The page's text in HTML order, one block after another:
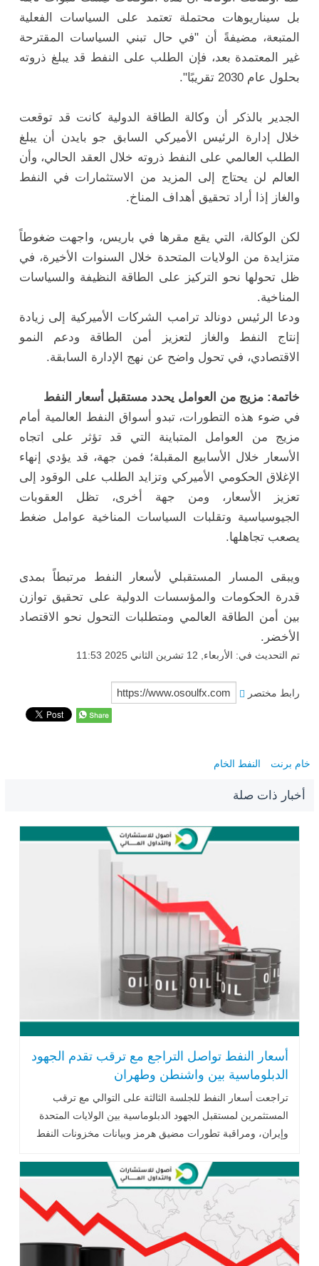
بل سيناريوهات محتملة تعتمد على السياسات الفعلية
المتبعة، مضيفةً أن "في حال تبني السياسات المقترحة
غير المعتمدة بعد، فإن الطلب على النفط قد يبلغ ذروته
بحلول عام 2030 تقريبًا".
الجدير بالذكر أن وكالة الطاقة الدولية كانت قد توقعت
خلال إدارة الرئيس الأميركي السابق جو بايدن أن يبلغ
الطلب العالمي على النفط ذروته خلال العقد الحالي، وأن
العالم لن يحتاج إلى المزيد من الاستثمارات في النفط
والغاز إذا أراد تحقيق أهداف المناخ.
لكن الوكالة، التي يقع مقرها في باريس، واجهت ضغوطاً
متزايدة من الولايات المتحدة خلال السنوات الأخيرة، في
ظل تحولها نحو التركيز على الطاقة النظيفة والسياسات
المناخية.
ودعا الرئيس دونالد ترامب الشركات الأميركية إلى زيادة
إنتاج النفط والغاز لتعزيز أمن الطاقة ودعم النمو
الاقتصادي، في تحول واضح عن نهج الإدارة السابقة.
خاتمة: مزيج من العوامل يحدد مستقبل أسعار النفط
في ضوء هذه التطورات، تبدو أسواق النفط العالمية أمام
مزيج من العوامل المتباينة التي قد تؤثر على اتجاه
الأسعار خلال الأسابيع المقبلة؛ فمن جهة، قد يؤدي إنهاء
الإغلاق الحكومي الأميركي وتزايد الطلب على الوقود إلى
تعزيز الأسعار، ومن جهة أخرى، تظل العقوبات
الجيوسياسية وتقلبات السياسات المناخية عوامل ضغط
يصعب تجاهلها.
ويبقى المسار المستقبلي لأسعار النفط مرتبطاً بمدى
قدرة الحكومات والمؤسسات الدولية على تحقيق توازن
بين أمن الطاقة العالمي ومتطلبات التحول نحو الاقتصاد
الأخضر.
تم التحديث في: الأربعاء, 12 تشرين الثاني 2025 11:53
رابط مختصر
خام برنت النفط الخام
أخبار ذات صلة
أسعار النفط تواصل التراجع مع ترقب تقدم الجهود
الدبلوماسية بين واشنطن وطهران
تراجعت أسعار النفط للجلسة الثالثة على التوالي مع ترقب
المستثمرين لمستقبل الجهود الدبلوماسية بين الولايات المتحدة
وإيران، ومراقبة تطورات مضيق هرمز وبيانات مخزونات النفط